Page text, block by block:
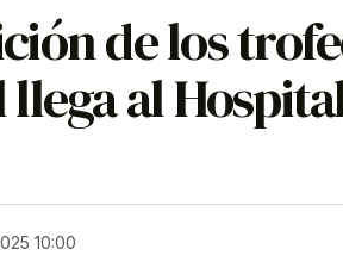
de los
llega al
10:00